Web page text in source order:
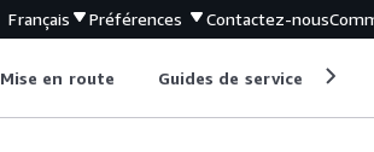
Français Préférences Contactez-nous
Mise en route Guides de service